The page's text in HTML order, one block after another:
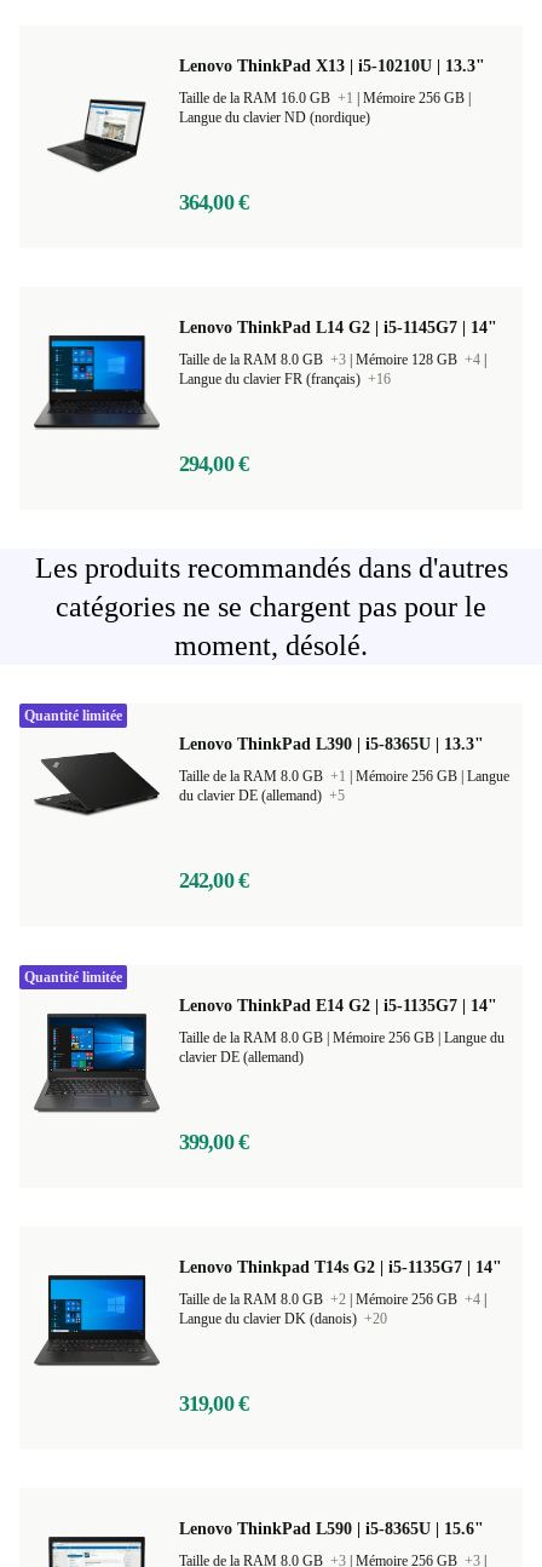
Lenovo ThinkPad X13 | i5-10210U | 13.3"
Taille de la RAM 16.0 GB +1
Langue du clavier ND (nordique)
364,00 €
Lenovo ThinkPad L14 G2 | i5-1145G7 | 14"
Taille de la RAM 8.0 GB +3 Mémoire 128 GB +4
Langue du clavier FR (français) +16
294,00 €
Les produits recommandés dans d'autres
catégories ne se chargent pas pour le
moment, désolé.
Lenovo ThinkPad L390 | i5-8365U | 13.3"
Taille de la RAM 8.0 GB +1
Langue
du clavier DE (allemand) +5
242,00 €
Quantité limitée
Lenovo ThinkPad E14 G2 | i5-1135G7 | 14"
Langue du
clavier DE (allemand)
399,00 €
Quantité limitée
Lenovo Thinkpad T14s G2 | i5-1135G7 | 14"
Taille de la RAM 8.0 GB +2 Mémoire 256 GB +4
Langue du clavier DK (danois) +20
319,00 €
Lenovo ThinkPad L590 | i5-8365U | 15.6"
Taille de la RAM 8.0 GB +3 Mémoire 256 GB +3